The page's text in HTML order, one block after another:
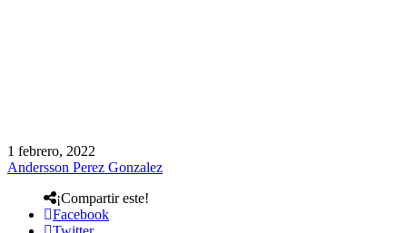
1 febrero, 2022
Andersson Perez Gonzalez
¡Compartir este!
Facebook